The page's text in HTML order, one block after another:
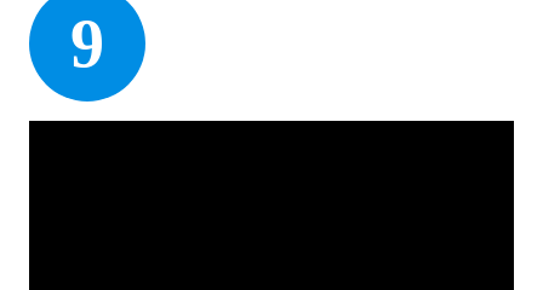
9